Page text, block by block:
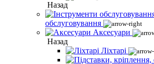
Назад
обслуговування
Аксесуари
Назад
Ліхтарі